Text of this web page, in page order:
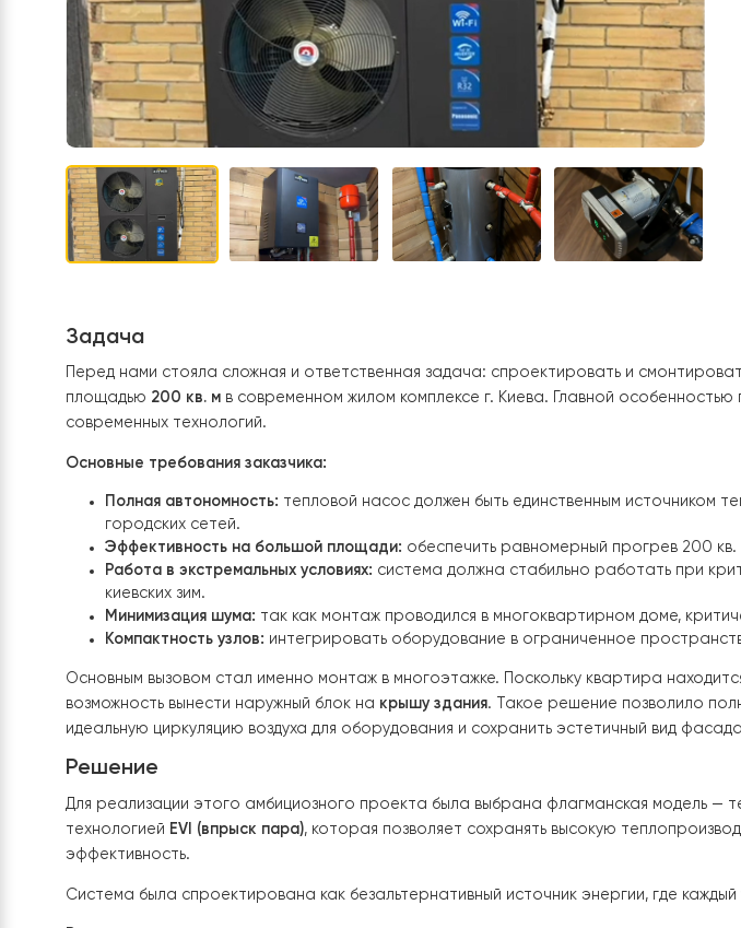
Задача
Перед нами стояла сложная и ответственная задача: спроектировать и
площадью200 кв. мв современном жилом комплексе г. Киева. Главной
современных технологий.
Основные требования заказчика:
Полная автономность:тепловой насос должен быть единственным
городских сетей.
Работа в экстремальных условиях:система должна стабильно
киевских зим.
Минимизация шума:так как монтаж проводился в многоквартирном
Компактность узлов:
Основным вызовом стал именно монтаж в многоэтажке. Поскольку
возможность вынести наружный блок накрышу здания. Такое решение
идеальную циркуляцию воздуха для оборудования и сохранить